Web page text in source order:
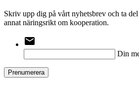
Skriv upp dig på vårt nyhetsbrev och ta
annat näringsrikt om kooperation.
email
Din
Prenumerera